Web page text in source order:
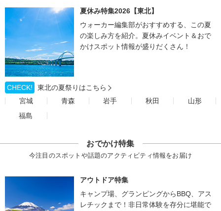
夏休み特集2026【東北】
ウォーカー編集部がおすすめする、この夏
の楽しみ方を紹介。夏休みイベント＆おで
かけスポット情報が盛りだくさん！
CHECK!
東北の夏祭りはこちら
宮城
青森 岩手 秋田
山形
福島
おでかけ特集
今注目のスポットや話題のアクティビティ情報をお届け
アウトドア特集
キャンプ場、グランピングからBBQ、アス
レチックまで！非日常体験を存分に堪能で